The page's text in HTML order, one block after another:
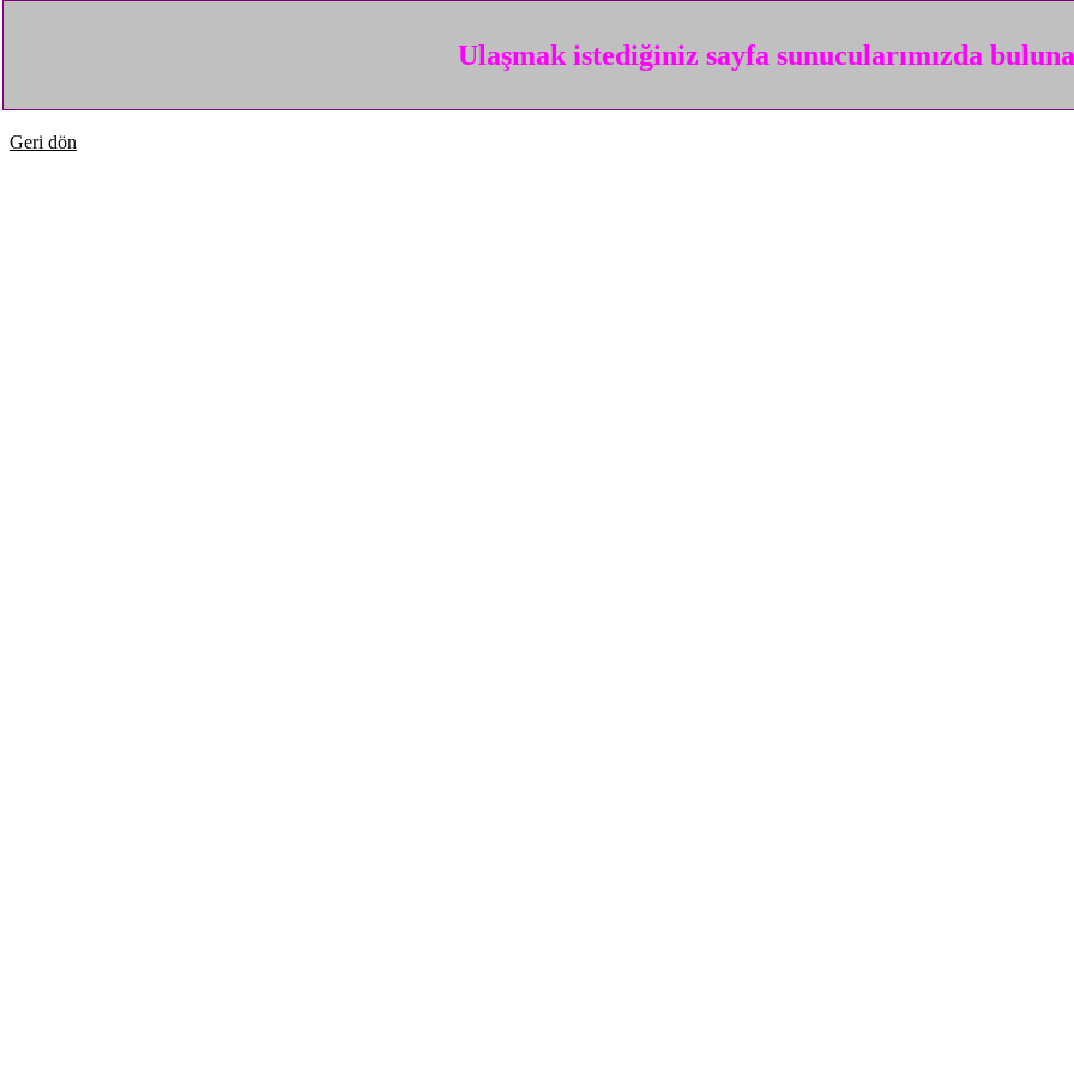
Ulaşmak istediğiniz sayfa sunucularımızda
Geri dön